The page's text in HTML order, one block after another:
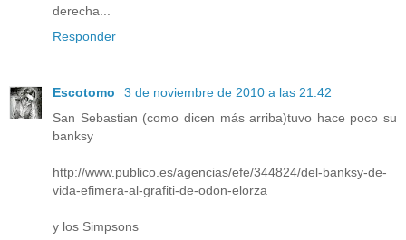
derecha...
Responder
Escotomo
3 de noviembre de 2010 a las 21:42
San Sebastian (como dicen más arriba)tuvo hace poco su
banksy
http://www.publico.es/agencias/efe/344824/del-banksy-de-
vida-efimera-al-grafiti-de-odon-elorza
y los Simpsons